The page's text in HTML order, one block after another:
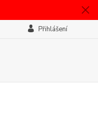
Přihlášení